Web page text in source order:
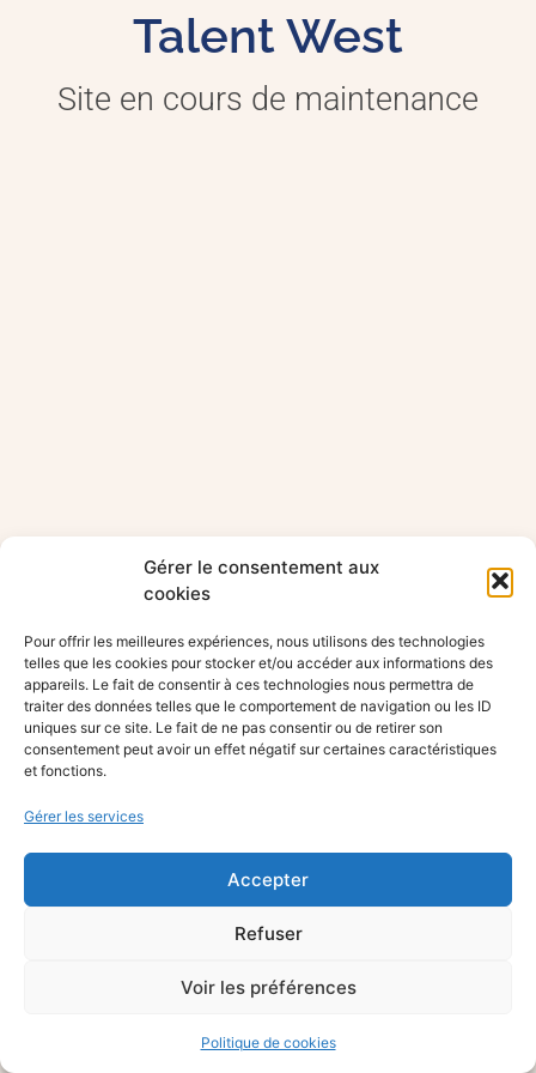
Gérer le consentement aux
cookies
Pour offrir les meilleures expériences, nous utilisons des technologies
telles que les cookies pour stocker et/ou accéder aux informations des
appareils. Le fait de consentir à ces technologies nous permettra de
traiter des données telles que le comportement de navigation ou les ID
uniques sur ce site. Le fait de ne pas consentir ou de retirer son
consentement peut avoir un effet négatif sur certaines caractéristiques
et fonctions.
Gérer les services
Accepter
Refuser
Voir les préférences
Politique de cookies
Talent West
Site en cours de maintenance